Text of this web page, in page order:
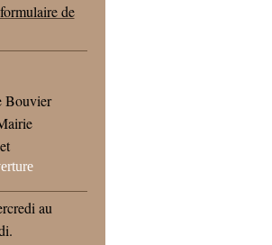
formulaire de
Bouvier
au